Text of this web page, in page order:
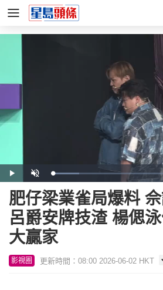
Play Unmute Loaded:
20.03%
肥仔梁業雀局爆料
呂爵安牌技渣 楊偲
大贏家
影視圈 更新時間：08:00 2026-06-02 HKT